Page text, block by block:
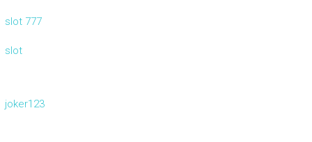
slot 777
slot
joker123